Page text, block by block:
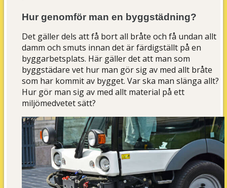
Hur genomför man en byggstädning?
Det gäller dels att få bort all bråte och få undan allt
damm och smuts innan det är färdigställt på en
byggarbetsplats. Här gäller det att man som
byggstädare vet hur man gör sig av med allt bråte
som har kommit av bygget. Var ska man slänga allt?
Hur gör man sig av med allt material på ett
miljömedvetet sätt?